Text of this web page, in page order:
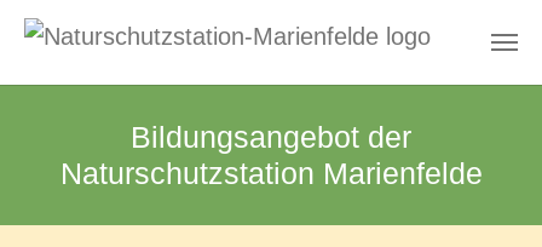
Bildungsangebot der
Naturschutzstation Marienfelde